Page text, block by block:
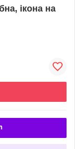
ікона на